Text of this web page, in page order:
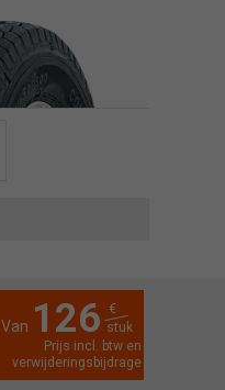
Van 126
€
stuk
Prijs incl. btw en
verwijderingsbijdrage